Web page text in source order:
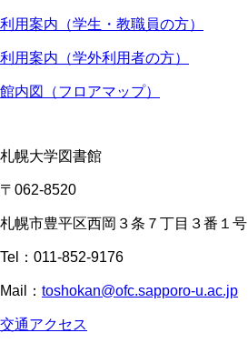
利用案内（学生・教職員の方）
利用案内（学外利用者の方）
館内図（フロアマップ）
札幌大学図書館
〒062-8520
札幌市豊平区西岡３条７丁目３番１号
Tel：011-852-9176
Mail： toshokan@ofc.sapporo-u.ac.jp
交通アクセス